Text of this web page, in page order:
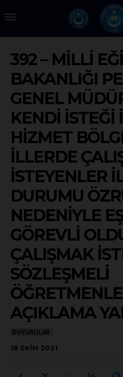
392 – MILLI
BAKANLIĞI
GENEL
KENDI İSTEĞI
HIZMET
İLLERDE
İSTEYENLER
DURUMU
NEDENIYLE
GÖREVLI
ÇALIŞMAK
SÖZLEŞMELI
AÇIKLAMA
DUYURULAR
18 EKIM 2021